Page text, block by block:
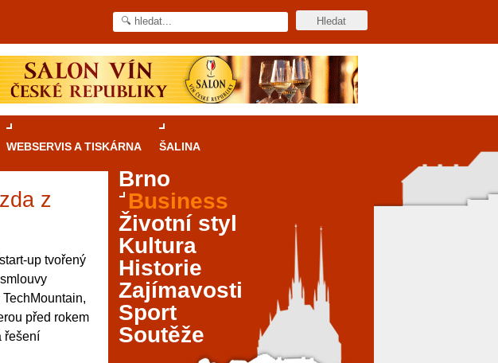
WEBSERVIS A TISKÁRNA ŠALINA
z
up tvořený
před rokem
řešení
v Brně: Od
památky, skvělé
jiné je ale také
vyzkoušet
moravské
her od klasické
pro pravidelné
Brno
Business
Životní styl
Kultura
Historie
Zajímavosti
Sport
Soutěže